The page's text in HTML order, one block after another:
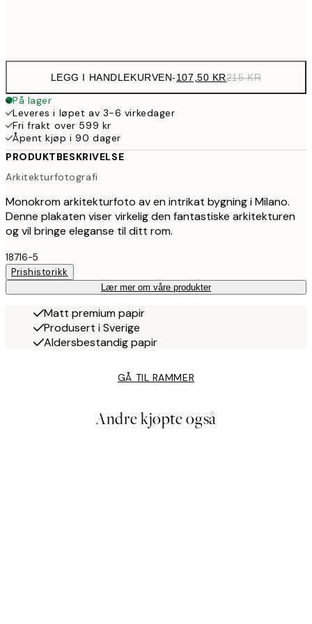
LEGG I HANDLEKURVEN-107,50 KR215 KR
På lager
Leveres i løpet av 3-6 virkedager
Fri frakt over 599 kr
Åpent kjøp i 90 dager
PRODUKTBESKRIVELSE
Arkitekturfotografi
Monokrom arkitekturfoto av en intrikat bygning i Milano.
Denne plakaten viser virkelig den fantastiske arkitekturen
og vil bringe eleganse til ditt rom.
18716-5
Prishistorikk
Lær mer om våre produkter
Matt premium papir
Produsert i Sverige
Aldersbestandig papir
GÅ TIL RAMMER
Andre kjøpte også